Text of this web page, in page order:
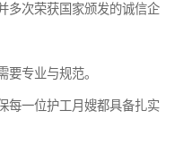
多次荣获国家颁发的诚信企
专业与规范。
每一位护工月嫂都具备扎实